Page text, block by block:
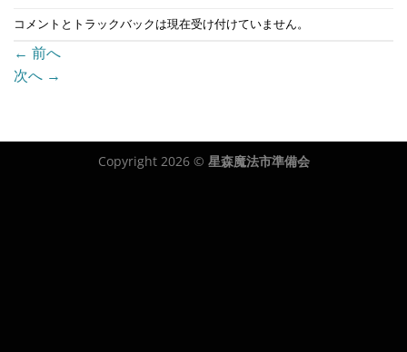
コメントとトラックバックは現在受け付けていません。
← 前へ
次へ →
Copyright 2026 © 星森魔法市準備会